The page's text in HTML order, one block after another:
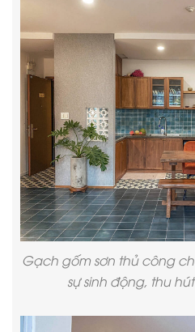
Gạch gốm sơn thủ công
sự sinh động, thu